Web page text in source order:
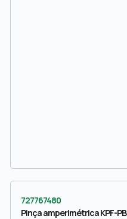
727767480
Pinça amperimétrica KPF-PB